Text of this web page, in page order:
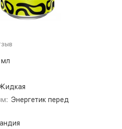
Энергетик перед